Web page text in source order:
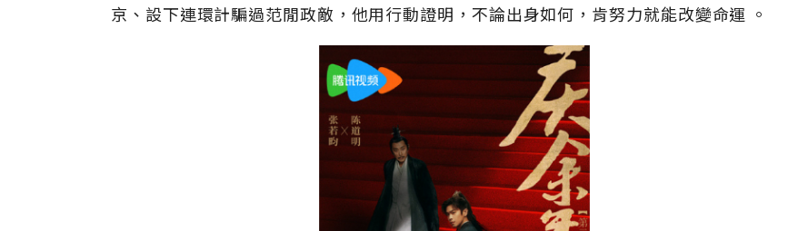
京、設下連環計騙過范閒政敵，他用行動證明，不論出身如何，肯努力就能改變命運 。